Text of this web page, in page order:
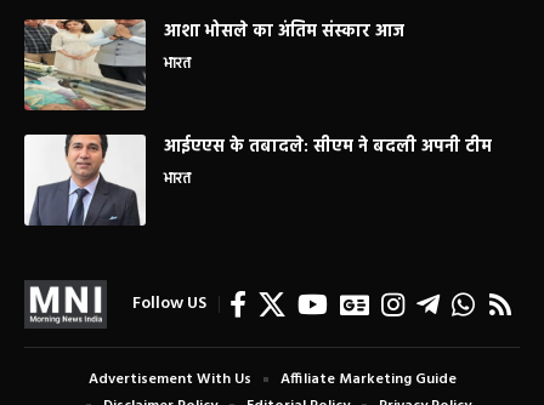
आशा भोसले का अंतिम संस्कार आज
भारत
आईएएस के तबादले: सीएम ने बदली अपनी टीम
भारत
Follow US
Advertisement With Us
Affiliate Marketing Guide